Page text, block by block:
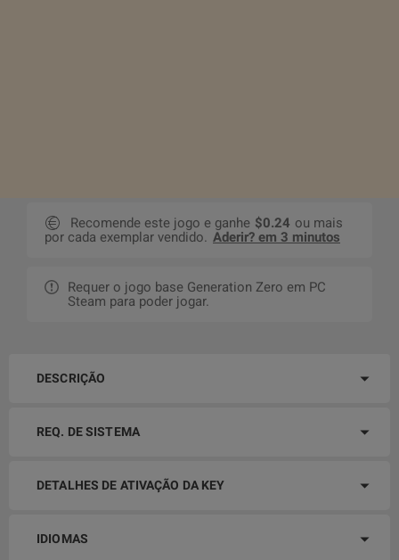
Recomende este jogo e ganhe $0.24 ou mais
por cada exemplar vendido. Aderir? em 3 minutos
Requer o jogo base Generation Zero em PC
Steam para poder jogar.
DESCRIÇÃO
REQ. DE SISTEMA
DETALHES DE ATIVAÇÃO DA KEY
IDIOMAS